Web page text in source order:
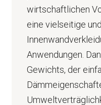
wirtschaftlichen
eine vielseitige
Anwendungen.
Gewichts, der